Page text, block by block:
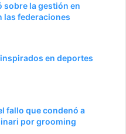
sobre la gestión en
las federaciones
en deportes
fallo que condenó a
por grooming